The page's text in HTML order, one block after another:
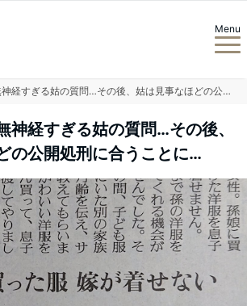
Menu
新聞に届いた無神経すぎる姑の質問…その後、姑は見事なほどの公開処刑に合うことに…
神経すぎる姑の質問…その後、
の公開処刑に合うことに…